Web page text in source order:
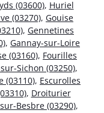
(03600), Huriel
(03270), Gouise
, Gennetines
, Gannay-sur-Loire
(03160), Fourilles
Sichon (03250),
(03110), Escurolles
, Droiturier
Besbre (03290),